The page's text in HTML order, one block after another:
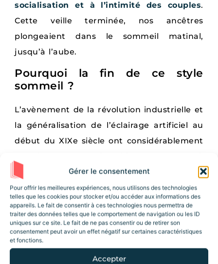
Gérer le consentement
Pour offrir les meilleures expériences, nous utilisons des technologies
telles que les cookies pour stocker et/ou accéder aux informations des
appareils. Le fait de consentir à ces technologies nous permettra de
traiter des données telles que le comportement de navigation ou les ID
uniques sur ce site. Le fait de ne pas consentir ou de retirer son
consentement peut avoir un effet négatif sur certaines caractéristiques
et fonctions.
Accepter
socialisation et à l’intimité des couples.
Cette veille terminée, nos ancêtres
plongeaient dans le sommeil matinal,
jusqu’à l’aube.
Pourquoi la fin de ce style
sommeil ?
L’avènement de la révolution industrielle et
la généralisation de l’éclairage artificiel au
début du XIXe siècle ont considérablement
L’éclairage artificiel est devenu plus
répandu et plus puissant – il y a d’abord
eu l’éclairage au gaz, puis, bien sûr,
l’éclairage électrique vers la fin du siècle.
En plus de modifier les rythmes circadiens,